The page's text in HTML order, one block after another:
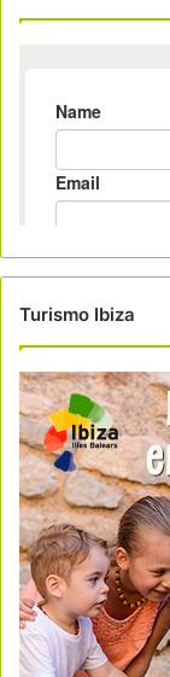
Turismo Ibiza